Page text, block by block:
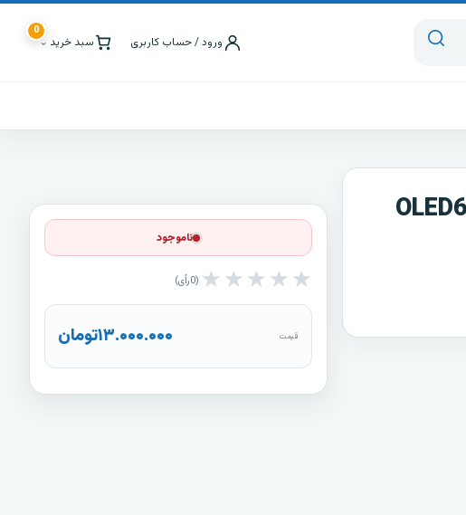
ورود / حساب کاربری سبد خرید
0
⌄
ناموجود
★ ★ ★ ★ ★
0رأی
قیمت ۱۳.۰۰۰.۰۰۰تومان